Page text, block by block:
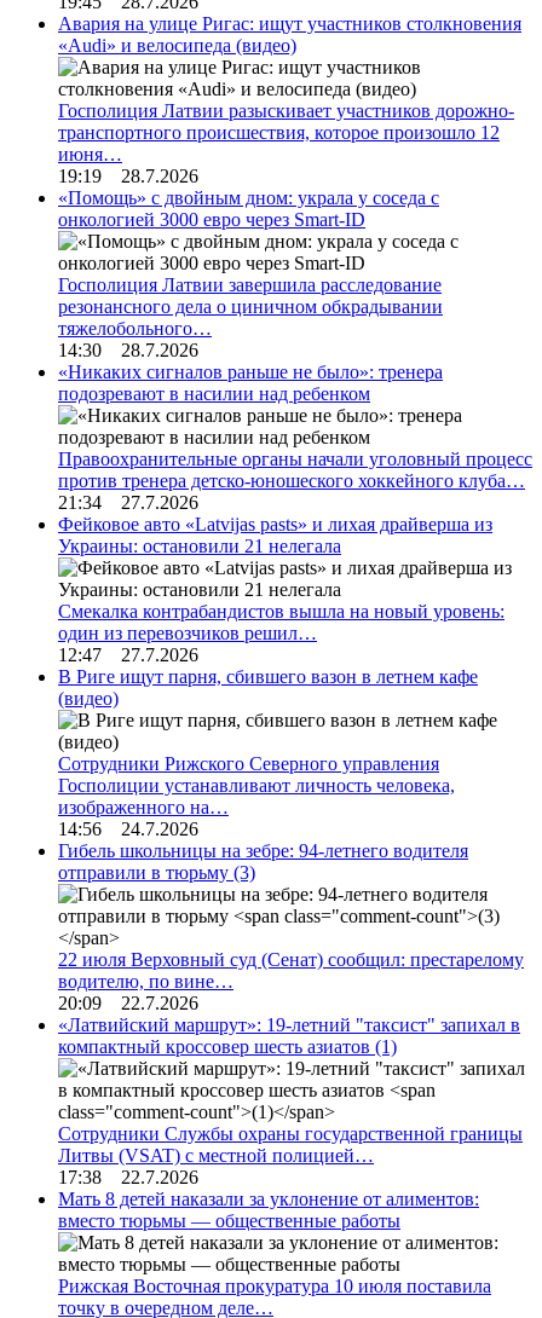
Авария на улице Ригас: ищут участников столкновения
«Audi» и велосипеда (видео)
Госполиция Латвии разыскивает участников дорожно-
транспортного происшествия, которое произошло 12
июня…
19:19 28.7.2026
«Помощь» с двойным дном: украла у соседа с
онкологией 3000 евро через Smart-ID
Госполиция Латвии завершила расследование
резонансного дела о циничном обкрадывании
тяжелобольного…
14:30 28.7.2026
«Никаких сигналов раньше не было»: тренера
подозревают в насилии над ребенком
Правоохранительные органы начали уголовный процесс
против тренера детско-юношеского хоккейного клуба…
21:34 27.7.2026
Фейковое авто «Latvijas pasts» и лихая драйверша из
Украины: остановили 21 нелегала
Смекалка контрабандистов вышла на новый уровень:
один из перевозчиков решил…
12:47 27.7.2026
В Риге ищут парня, сбившего вазон в летнем кафе
(видео)
Сотрудники Рижского Северного управления
Госполиции устанавливают личность человека,
изображенного на…
14:56 24.7.2026
Гибель школьницы на зебре: 94-летнего водителя
отправили в тюрьму (3)
22 июля Верховный суд (Сенат) сообщил: престарелому
водителю, по вине…
20:09 22.7.2026
«Латвийский маршрут»: 19-летний "таксист" запихал в
компактный кроссовер шесть азиатов (1)
Сотрудники Службы охраны государственной границы
Литвы (VSAT) с местной полицией…
17:38 22.7.2026
Мать 8 детей наказали за уклонение от алиментов:
вместо тюрьмы — общественные работы
Рижская Восточная прокуратура 10 июля поставила
точку в очередном деле…